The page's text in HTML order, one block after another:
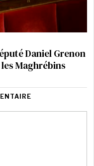
Daniel Grenon
Maghrébins